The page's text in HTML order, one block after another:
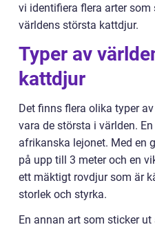
vi identifiera flera arter som
världens största kattdjur.
Typer av
kattdjur
Det finns flera olika typer
vara de största i världen.
afrikanska lejonet. Med en
på upp till 3 meter och en
ett mäktigt rovdjur som är
storlek och styrka.
En annan art som sticker ut